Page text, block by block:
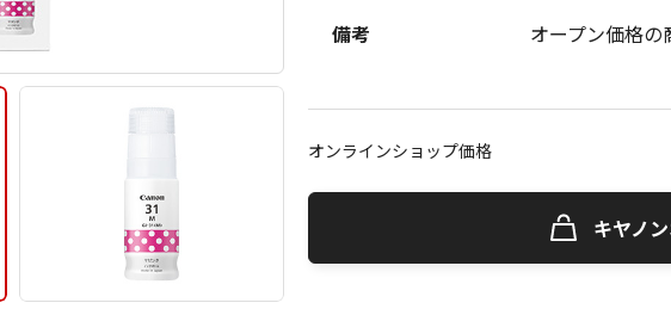
備考
オープン価格の
オンラインショップ価格
キヤノ